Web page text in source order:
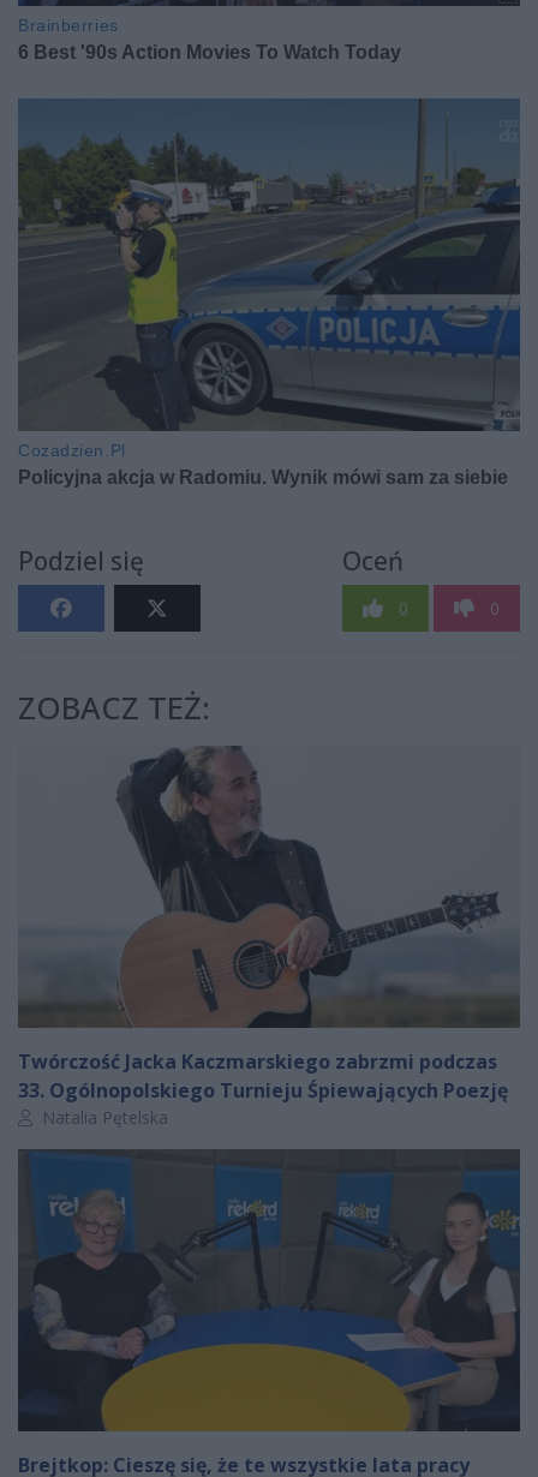
Podziel się Oceń
0 0
ZOBACZ TEŻ:
Twórczość Jacka Kaczmarskiego zabrzmi podczas
33. Ogólnopolskiego Turnieju Śpiewających Poezję
Autor artykułu:
Natalia Pętelska
Brejtkop: Cieszę się, że te wszystkie lata pracy